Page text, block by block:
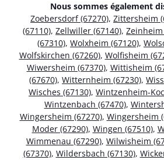
Nous sommes également
Zoebersdorf (67270), Zittersheim
(67110), Zellwiller (67140), Zeinheim
(67310), Wolxheim (67120),
Wolfskirchen (67260), Wolfisheim
Wiwersheim (67370), Wittisheim
(67670), Witternheim (67230),
Wisches (67130), Wintzenheim-
Wintzenbach (67470),
Wingersheim (67270), Wingersheim
Moder (67290), Wingen (67510),
Wimmenau (67290), Wilwisheim
(67370), Wildersbach (67130),